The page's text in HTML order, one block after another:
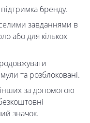
бренду.
завданнями в
або для кількох
та розблоковані.
за допомогою
значок.